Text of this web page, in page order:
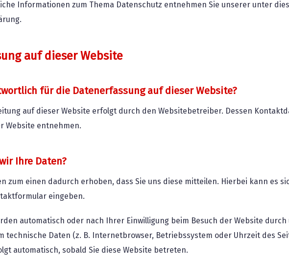
Informationen zum Thema Datenschutz entnehmen Sie unserer unter
auf dieser Website
für die Datenerfassung auf dieser Website?
auf dieser Website erfolgt durch den Websitebetreiber. Dessen
Website entnehmen.
Ihre Daten?
zum einen dadurch erhoben, dass Sie uns diese mitteilen. Hierbei kann es
eingeben.
automatisch oder nach Ihrer Einwilligung beim Besuch der Website durch
technische Daten (z. B. Internetbrowser, Betriebssystem oder Uhrzeit des
automatisch, sobald Sie diese Website betreten.